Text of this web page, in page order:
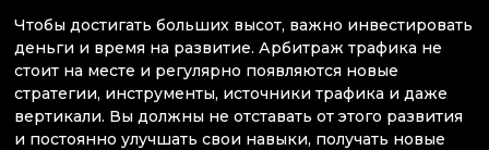
Чтобы достигать больших высот, важно инвестировать
деньги и время на развитие. Арбитраж трафика не
стоит на месте и регулярно появляются новые
стратегии, инструменты, источники трафика и даже
вертикали. Вы должны не отставать от этого развития
и постоянно улучшать свои навыки, получать новые